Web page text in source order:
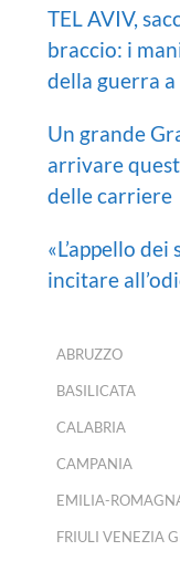
TEL AVIV,
braccio: i
della guerra
Un grande
arrivare
delle carriere
«L’appello
incitare
ABRUZZO
BASILICATA
CALABRIA
CAMPANIA
EMILIA-
FRIULI VENEZIA